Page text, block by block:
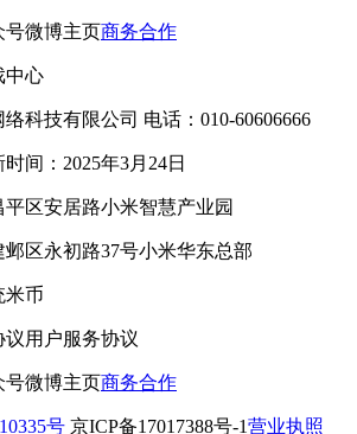
号微博主页商务合作
中心
科技有限公司 电话：010-60606666
间：2025年3月24日
区安居路小米智慧产业园
区永初路37号小米华东总部
米币
议用户服务协议
号微博主页商务合作
号 京ICP备17017388号-1营业执照